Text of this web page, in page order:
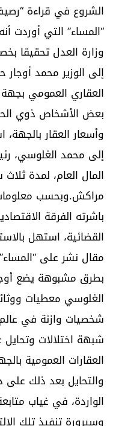
الشروع في قراءة
“المساء” التي أوردت
وزارة العدل تحقيقا
إلى الوزير محمد أوجار
العقاري العمومي
بعض الأشخاص ذوي
وأسعار العقار
إلى محمد الغلوسي،
المال العام، لمدة
مراكش.وبحسب معلومات
باشرته الفرقة
القضائية، استهل
مقال نشر على
بطرق مشبوهة يضع
الغلوسي معطيات
شخصيات وازنة في
شبهة اختلالات
العقارات العمومية
والتحايل بعد ذلك على
الواردة، في غياب
وسيرورة تنفيذ تلك